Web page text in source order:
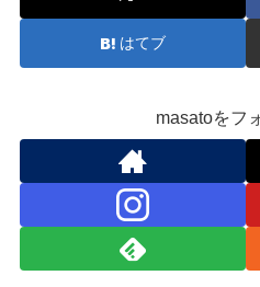
はてブ
masatoをフ